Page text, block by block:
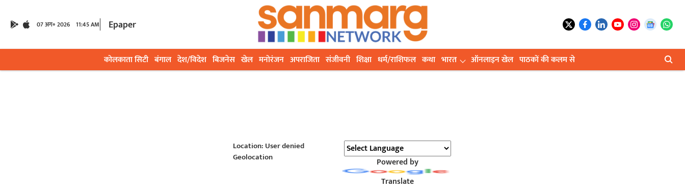
07 अग॰ 2026 11:45 AM Epaper
कोलकाता सिटी बंगाल देश/विदेश बिजनेस खेल मनोरंजन अपराजिता संजीवनी शिक्षा धर्म/राशिफल कथा भारत ऑनलाइन खेल पाठकों की कलम से
Location: User denied
Geolocation
Powered by
Translate